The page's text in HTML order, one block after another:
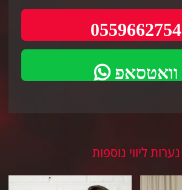
0559662754
וואטסאפ
נערות ליווי נוספות